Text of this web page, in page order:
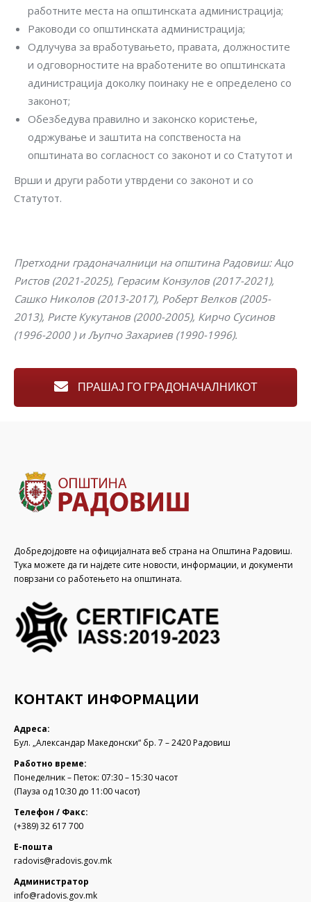
работните места на општинската администрација;
Раководи со општинската администрација;
Одлучува за вработувањето, правата, должностите
и одговорностите на вработените во општинската
адинистрација доколку поинаку не е определено со
законот;
Обезбедува правилно и законско користење,
одржување и заштита на сопственоста на
општината во согласност со законот и со Статутот и
Врши и други работи утврдени со законот и со
Статутот.
Претходни градоначалници на општина Радовиш: Ацо
Ристов (2021-2025), Герасим Конзулов (2017-2021),
Сашко Николов (2013-2017), Роберт Велков (2005-
2013), Ристе Кукутанов (2000-2005), Кирчо Сусинов
(1996-2000 ) и Љупчо Захариев (1990-1996).
ПРАШАЈ ГО ГРАДОНАЧАЛНИКОТ
Добредојдовте на официјалната веб страна на Општина Радовиш.
Тука можете да ги најдете сите новости, информации, и документи
поврзани со работењето на општината.
КОНТАКТ ИНФОРМАЦИИ
Адреса:
Бул. „Александар Македонски“ бр. 7 – 2420 Радовиш
Работно време:
Понеделник – Петок: 07:30 – 15:30 часот
(Пауза од 10:30 до 11:00 часот)
Телефон / Факс:
(+389) 32 617 700
Е-пошта
radovis@radovis.gov.mk
Администратор
info@radovis.gov.mk